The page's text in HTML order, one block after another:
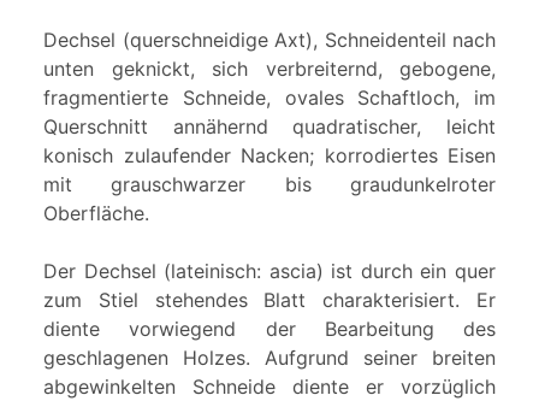
Dechsel (querschneidige Axt), Schneidenteil nach
unten geknickt, sich verbreiternd, gebogene,
fragmentierte Schneide, ovales Schaftloch, im
Querschnitt annähernd quadratischer, leicht
konisch zulaufender Nacken; korrodiertes Eisen
mit grauschwarzer bis graudunkelroter
Oberfläche.
Der Dechsel (lateinisch: ascia) ist durch ein quer
zum Stiel stehendes Blatt charakterisiert. Er
diente vorwiegend der Bearbeitung des
geschlagenen Holzes. Aufgrund seiner breiten
abgewinkelten Schneide diente er vorzüglich